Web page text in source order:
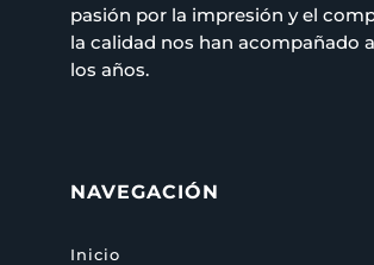
pasión por la impresión y el
la calidad nos han acompañado
los años.
NAVEGACIÓN
Inicio